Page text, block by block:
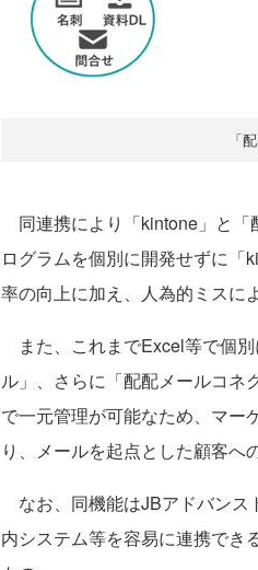
「
同連携により「kintone」と「
ログラムを個別に開発せずに「
率の向上に加え、人為的ミスに
また、これまでExcel等で個
ル」、さらに「配配メールコネ
で一元管理が可能なため、マー
り、メールを起点とした顧客へ
なお、同機能はJBアドバンス
内システム等を容易に連携でき